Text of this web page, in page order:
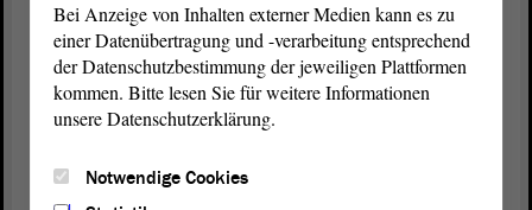
gesellschaftlich breit getragen zur
Weiterentwicklung von Schule möglich wäre;
genau deshalb, weil wir an dieser Stelle weder
Kompromisse noch in irgendeiner Form einen
politischen Überzeugung.
Bei Anzeige von Inhalten externer Medien kann es zu
einer Datenübertragung und -verarbeitung entsprechend
der Datenschutzbestimmung der jeweiligen Plattformen
kommen. Bitte lesen Sie für weitere Informationen
unsere Datenschutzerklärung.
Notwendige Cookies